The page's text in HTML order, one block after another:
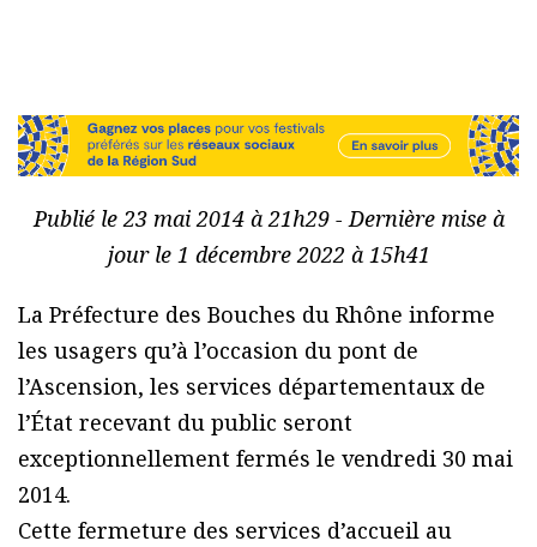
Publié le 23 mai 2014 à 21h29 - Dernière mise à
jour le 1 décembre 2022 à 15h41
La Préfecture des Bouches du Rhône informe
les usagers qu’à l’occasion du pont de
l’Ascension, les services départementaux de
l’État recevant du public seront
exceptionnellement fermés le vendredi 30 mai
2014.
Cette fermeture des services d’accueil au